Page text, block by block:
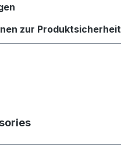
zur Produktsicherheit
überspringen